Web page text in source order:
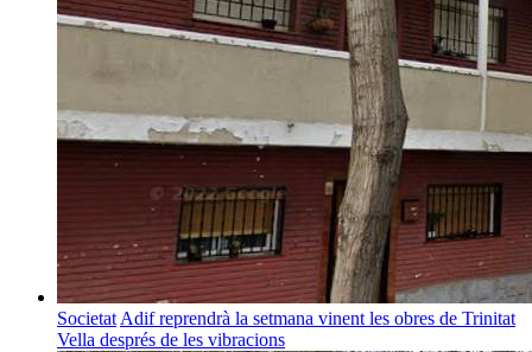
Societat Adif reprendrà la setmana vinent les obres de Trinitat
Vella després de les vibracions